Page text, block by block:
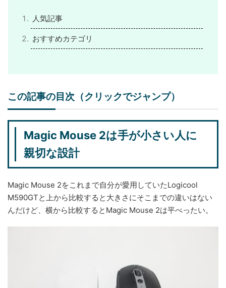
人気記事
おすすめカテゴリ
この記事の目次（クリックでジャンプ）
Magic Mouse 2は手が小さい人に
親切な設計
Magic Mouse 2をこれまで自分が愛用していたLogicool
M590GTと上から比較すると大きさにそこまでの違いはない
んだけど、横から比較するとMagic Mouse 2は平べったい。